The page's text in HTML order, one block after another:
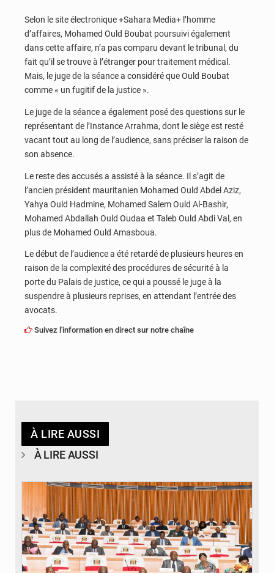
Selon le site électronique +Sahara Media+ l’homme
d’affaires, Mohamed Ould Boubat poursuivi également
dans cette affaire, n’a pas comparu devant le tribunal, du
fait qu’il se trouve à l’étranger pour traitement médical.
Mais, le juge de la séance a considéré que Ould Boubat
comme « un fugitif de la justice ».
Le juge de la séance a également posé des questions sur le
représentant de l’Instance Arrahma, dont le siège est resté
vacant tout au long de l’audience, sans préciser la raison de
son absence.
Le reste des accusés a assisté à la séance. Il s’agit de
l’ancien président mauritanien Mohamed Ould Abdel Aziz,
Yahya Ould Hadmine, Mohamed Salem Ould Al-Bashir,
Mohamed Abdallah Ould Oudaa et Taleb Ould Abdi Val, en
plus de Mohamed Ould Amasboua.
Le début de l’audience a été retardé de plusieurs heures en
raison de la complexité des procédures de sécurité à la
porte du Palais de justice, ce qui a poussé le juge à la
suspendre à plusieurs reprises, en attendant l’entrée des
avocats.
Suivez l'information en direct sur notre chaîne
À LIRE AUSSI
À LIRE AUSSI